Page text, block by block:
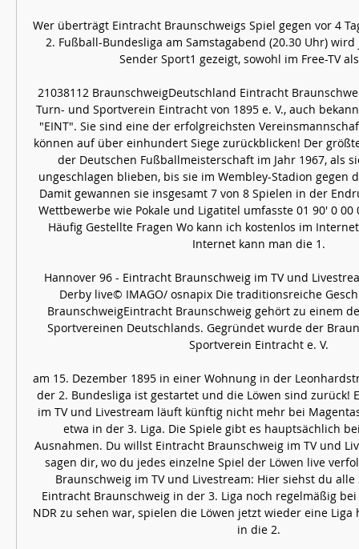
Wer überträgt Eintracht Braunschweigs Spiel gegen vor 4
2. Fußball-Bundesliga am Samstagabend (20.30 Uhr)
Sender Sport1 gezeigt, sowohl im Free-TV
21038112 BraunschweigDeutschland Eintracht
Turn- und Sportverein Eintracht von 1895 e. V., auch
"EINT". Sie sind eine der erfolgreichsten
können auf über einhundert Siege zurückblicken! Der
der Deutschen Fußballmeisterschaft im Jahr 1967, als
ungeschlagen blieben, bis sie im Wembley-Stadion gegen
Damit gewannen sie insgesamt 7 von 8 Spielen in der
Wettbewerbe wie Pokale und Ligatitel umfasste 01 90' 0 00
Häufig Gestellte Fragen Wo kann ich kostenlos im
Internet kann man die 1.
Hannover 96 - Eintracht Braunschweig im TV und
Derby live© IMAGO/ osnapix Die traditionsreiche
BraunschweigEintracht Braunschweig gehört zu einem
Sportvereinen Deutschlands. Gegründet wurde der
Sportverein Eintracht e. V.
am 15. Dezember 1895 in einer Wohnung in der
der 2. Bundesliga ist gestartet und die Löwen sind zurück!
im TV und Livestream läuft künftig nicht mehr bei
etwa in der 3. Liga. Die Spiele gibt es hauptsächlich
Ausnahmen. Du willst Eintracht Braunschweig im TV und
sagen dir, wo du jedes einzelne Spiel der Löwen live
Braunschweig im TV und Livestream: Hier siehst du
Eintracht Braunschweig in der 3. Liga noch regelmäßig
NDR zu sehen war, spielen die Löwen jetzt wieder eine
in die 2.